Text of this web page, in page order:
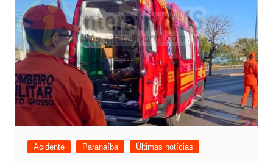
Acidente Paranaíba Últimas notícias